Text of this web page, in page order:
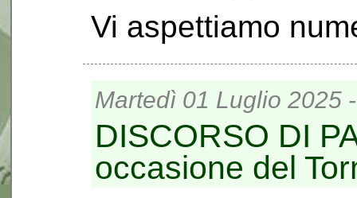
Vi aspettiamo
Martedì 01 Luglio 2025
DISCORSO DI
occasione del